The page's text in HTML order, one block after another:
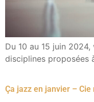
Du 10 au 15 juin
disciplines proposées
Ça jazz en janvier – Cie